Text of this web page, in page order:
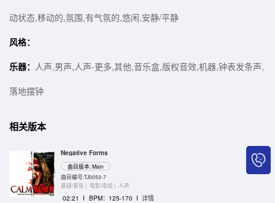
动状态,移动的,氛围,有气氛的,悠闲,安静/平静
风格：
乐器： 人声,男声,人声-更多,其他,音乐盒,版权音效,机器,钟表发条声,
落地摆钟
相关版本
Negative Forms
曲目版本: Main
曲目编号:TJ0053-7
悬疑/紧张 | 电影/电视 | 人声
02:21 I BPM：125-170 I 详情